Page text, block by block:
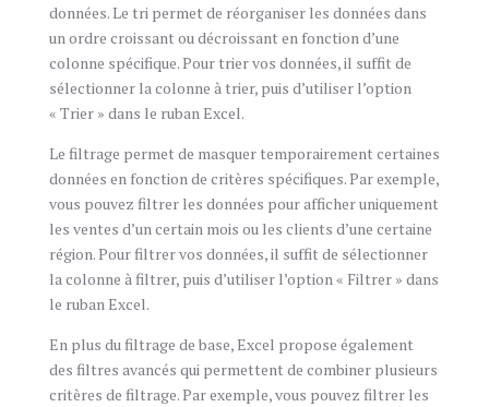
données. Le tri permet de réorganiser les données dans
un ordre croissant ou décroissant en fonction d’une
colonne spécifique. Pour trier vos données, il suffit de
sélectionner la colonne à trier, puis d’utiliser l’option
« Trier » dans le ruban Excel.
Le filtrage permet de masquer temporairement certaines
données en fonction de critères spécifiques. Par exemple,
vous pouvez filtrer les données pour afficher uniquement
les ventes d’un certain mois ou les clients d’une certaine
région. Pour filtrer vos données, il suffit de sélectionner
la colonne à filtrer, puis d’utiliser l’option « Filtrer » dans
le ruban Excel.
En plus du filtrage de base, Excel propose également
des filtres avancés qui permettent de combiner plusieurs
critères de filtrage. Par exemple, vous pouvez filtrer les